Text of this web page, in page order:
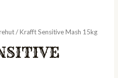
/ Krafft Sensitive Mash 15kg